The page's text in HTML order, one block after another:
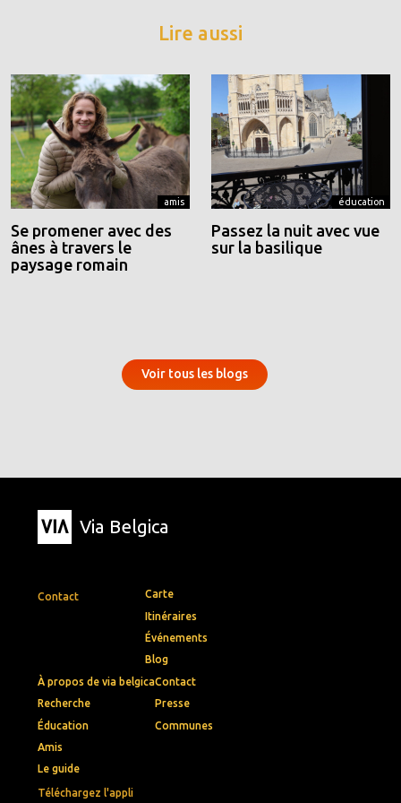
Lire aussi
amis
Se promener avec des
ânes à travers le
paysage romain
éducation
Passez la nuit avec vue
sur la basilique
Voir tous les blogs
Via Belgica
Contact
Téléchargez l'appli
Carte
Itinéraires
Événements
Blog
À propos de via belgica
Recherche
Éducation
Amis
Le guide
Contact
Presse
Communes